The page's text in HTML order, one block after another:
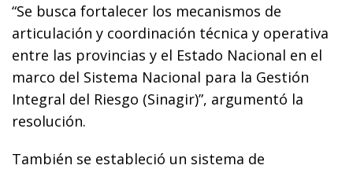
“Se busca fortalecer los mecanismos de
articulación y coordinación técnica y operativa
entre las provincias y el Estado Nacional en el
marco del Sistema Nacional para la Gestión
Integral del Riesgo (Sinagir)”, argumentó la
resolución.
También se estableció un sistema de